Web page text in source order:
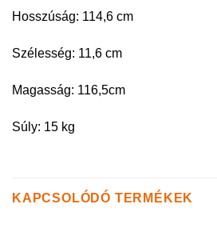
Hosszúság: 114,6 cm
Szélesség: 11,6 cm
Magasság: 116,5cm
Súly: 15 kg
KAPCSOLÓDÓ TERMÉKEK